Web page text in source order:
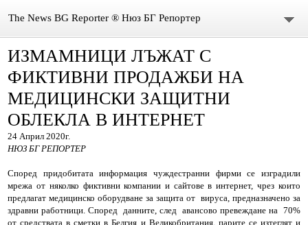
The News BG Reporter ® Нюз БГ Репортер
НОВИНИ
ЗА НАС
КОНТАКТИ
ВИДЕО
DONATION
ISSN : 3033-1684
ИЗМАМНИЦИ ЛЪЖАТ С
ФИКТИВНИ ПРОДАЖБИ НА
МЕДИЦИНСКИ ЗАЩИТНИ
ОБЛЕКЛА В ИНТЕРНЕТ
24 Април 2020г.
НЮЗ БГ РЕПОРТЕР
Според придобитата информация чуждестранни фирми се изградили
мрежа от няколко фиктивни компании и сайтове в интернет, чрез които
предлагат медицинско оборудване за защита от вируса, предназначено за
здравни работници. Според данните, след авансово превеждане на 70%
от средствата в сметки в Белгия и Великобритания, парите се изтеглят и